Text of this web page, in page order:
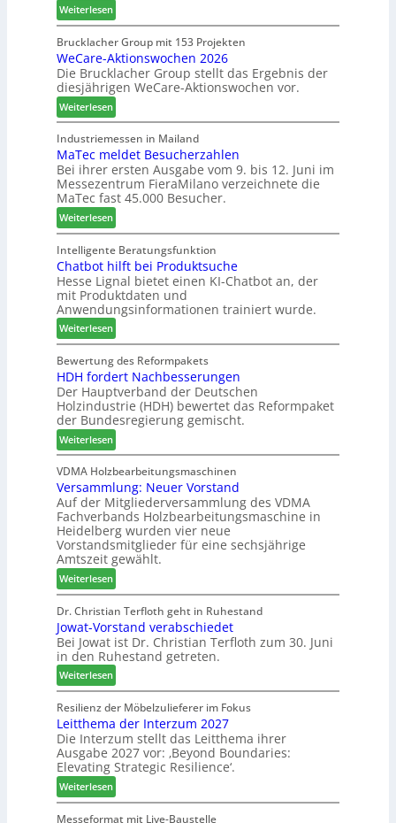
nG
e
s
c
h
ä
t
s
f
ü
h
r
r
c
h
n
u
n
g
e
n
f
ü
r
P
a
n
t
a
g
Weiterlesen:
L
a
m
e
l
o
-
F
r
ä
s
e
r
u
n
d
-
V
e
r
b
i
n
d
e
r
Brucklacher Group mit 153 Projekten
WeCare-Aktionswochen 2026
Die Brucklacher Group stellt das Ergebnis der
diesjährigen WeCare-Aktionswochen vor.
Weiterlesen:
W
e
C
a
r
e
-
A
k
t
i
o
n
s
w
o
c
h
e
n
2
0
2
6
Industriemessen in Mailand
MaTec meldet Besucherzahlen
Bei ihrer ersten Ausgabe vom 9. bis 12. Juni im
Messezentrum FieraMilano verzeichnete die
MaTec fast 45.000 Besucher.
Weiterlesen:
M
a
T
e
c
m
e
l
d
e
t
B
e
s
u
c
h
e
r
z
a
h
l
e
n
Intelligente Beratungsfunktion
Chatbot hilft bei Produktsuche
Hesse Lignal bietet einen KI-Chatbot an, der
mit Produktdaten und
Anwendungsinformationen trainiert wurde.
Weiterlesen:
C
h
a
t
b
o
t
h
i
l
f
t
b
e
i
P
r
o
d
u
k
t
s
u
c
h
e
Bewertung des Reformpakets
HDH fordert Nachbesserungen
Der Hauptverband der Deutschen
Holzindustrie (HDH) bewertet das Reformpaket
der Bundesregierung gemischt.
Weiterlesen:
H
D
H
f
o
r
d
e
r
t
N
a
c
h
b
e
s
s
e
r
u
n
g
VDMA Holzbearbeitungsmaschinen
Versammlung: Neuer Vorstand
Auf der Mitgliederversammlung des VDMA
Fachverbands Holzbearbeitungsmaschine in
Heidelberg wurden vier neue
Vorstandsmitglieder für eine sechsjährige
Amtszeit gewählt.
Weiterlesen:
V
e
r
s
a
m
m
l
u
n
g
:
N
e
u
Dr. Christian Terfloth geht in Ruhestand
Jowat-Vorstand verabschiedet
Bei Jowat ist Dr. Christian Terfloth zum 30. Juni
in den Ruhestand getreten.
Weiterlesen:
J
o
w
a
t
-
V
o
r
Resilienz der Möbelzulieferer im Fokus
Leitthema der Interzum 2027
Die Interzum stellt das Leitthema ihrer
Ausgabe 2027 vor: ‚Beyond Boundaries:
Elevating Strategic Resilience‘.
Weiterlesen:
L
e
Messeformat mit Live-Baustelle